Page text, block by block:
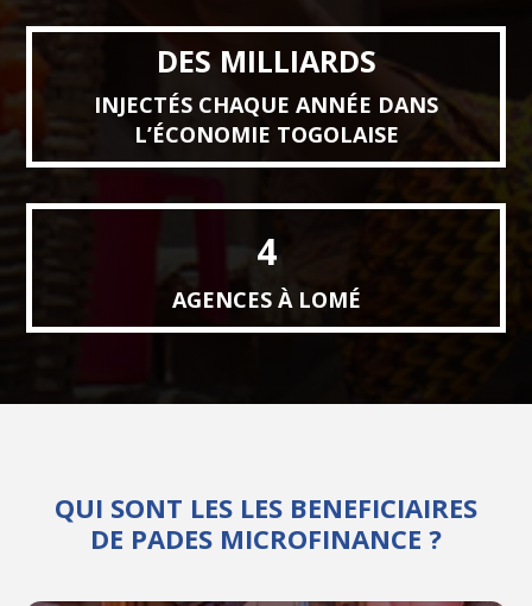
DES MILLIARDS
INJECTÉS CHAQUE ANNÉE DANS
L’ÉCONOMIE TOGOLAISE
4
AGENCES À LOMÉ
QUI SONT LES LES BENEFICIAIRES
DE PADES MICROFINANCE ?